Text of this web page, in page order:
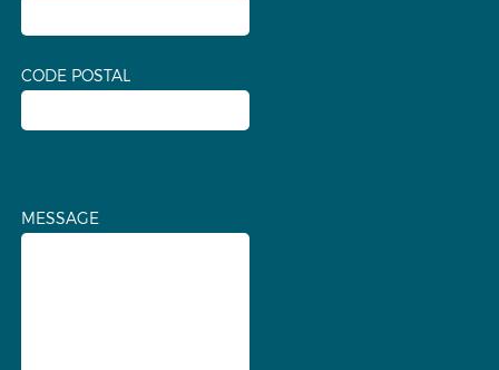
CODE POSTAL
MESSAGE